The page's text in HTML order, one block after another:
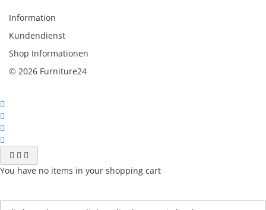
Information
Kundendienst
Shop Informationen
© 2026 Furniture24
You have no items in your shopping cart